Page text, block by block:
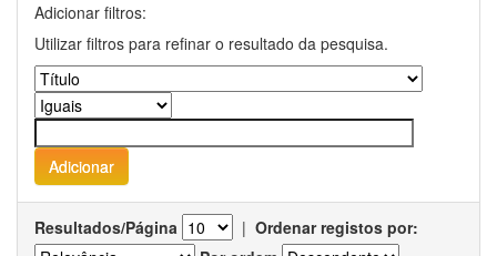
Adicionar filtros:
Utilizar filtros para refinar o resultado da pesquisa.
Resultados/Página | Ordenar registos por: